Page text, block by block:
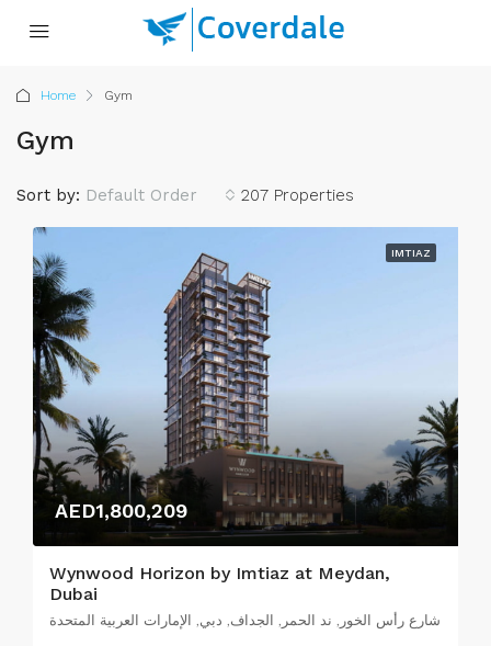
Home Gym
Gym
207 Properties
Sort by: Default Order
IMTIAZ
AED1,800,209
Wynwood Horizon by Imtiaz at Meydan,
Dubai
شارع رأس الخور, ند الحمر, الجداف, دبي, الإمارات العربية المتحدة